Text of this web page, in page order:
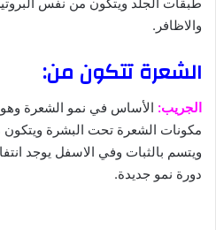
والاظافر.
الشعرة تتكون من:
الجريب: الأساس في نمو الشعرة
مكونات الشعرة تحت البشرة ويتكون
ويتسم بالثبات وفي الاسفل يوجد
دورة نمو جديدة.